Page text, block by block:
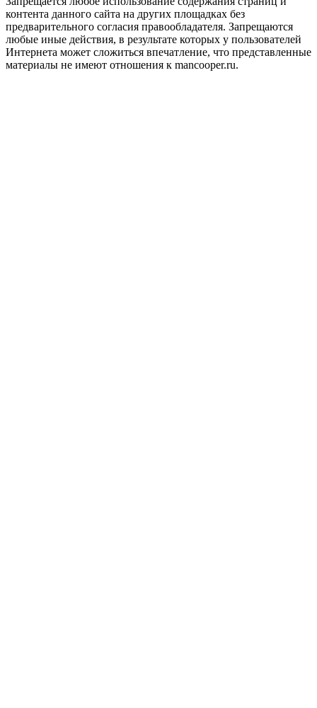
контента данного сайта на других площадках без
предварительного согласия правообладателя. Запрещаются
любые иные действия, в результате которых у пользователей
Интернета может сложиться впечатление, что представленные
материалы не имеют отношения к mancooper.ru.